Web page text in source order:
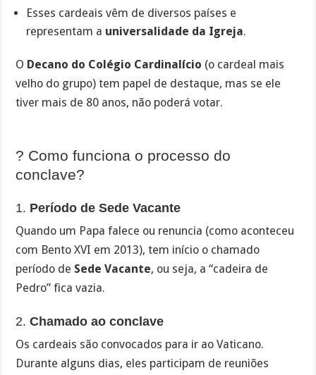
Esses cardeais vêm de diversos países e
representam a universalidade da Igreja.
O Decano do Colégio Cardinalício (o cardeal mais
velho do grupo) tem papel de destaque, mas se ele
tiver mais de 80 anos, não poderá votar.
? Como funciona o processo do
conclave?
1. Período de Sede Vacante
Quando um Papa falece ou renuncia (como aconteceu
com Bento XVI em 2013), tem início o chamado
período de Sede Vacante, ou seja, a “cadeira de
Pedro” fica vazia.
2.Chamado ao conclave
Os cardeais são convocados para ir ao Vaticano.
Durante alguns dias, eles participam de reuniões